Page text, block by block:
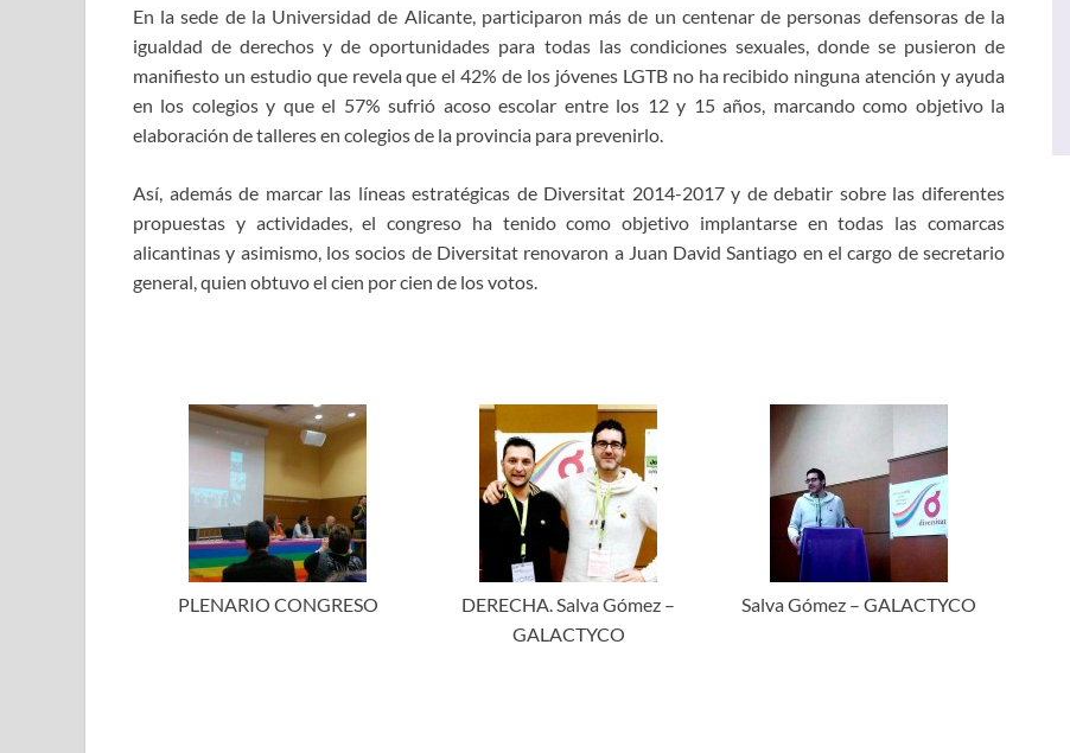
En la sede de la Universidad de Alicante, participaron más de un centenar de personas defensoras de la
igualdad de derechos y de oportunidades para todas las condiciones sexuales, donde se pusieron de
manifiesto un estudio que revela que el 42% de los jóvenes LGTB no ha recibido ninguna atención y ayuda
en los colegios y que el 57% sufrió acoso escolar entre los 12 y 15 años, marcando como objetivo la
elaboración de talleres en colegios de la provincia para prevenirlo.
Así, además de marcar las líneas estratégicas de Diversitat 2014-2017 y de debatir sobre las diferentes
propuestas y actividades, el congreso ha tenido como objetivo implantarse en todas las comarcas
alicantinas y asimismo, los socios de Diversitat renovaron a Juan David Santiago en el cargo de secretario
general, quien obtuvo el cien por cien de los votos.
PLENARIO CONGRESO
DERECHA. Salva Gómez –
GALACTYCO
Salva Gómez – GALACTYCO